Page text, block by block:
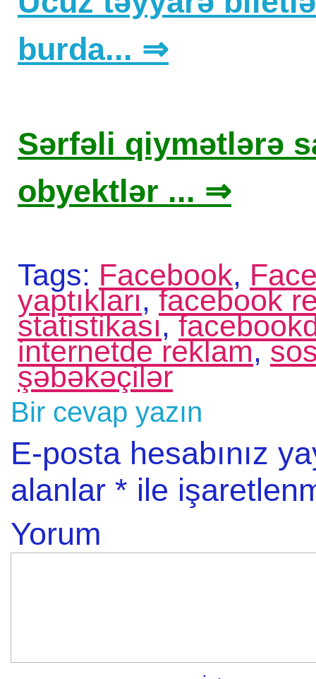
burda... ⇒
Sərfəli qiymətlərə
obyektlər ... ⇒
Tags: Facebook,
yaptıkları,facebook
statistikası,
internetde reklam,
şəbəkəçilər
Bir cevap yazın
E-posta hesabınız
alanlar * ile
Yorum